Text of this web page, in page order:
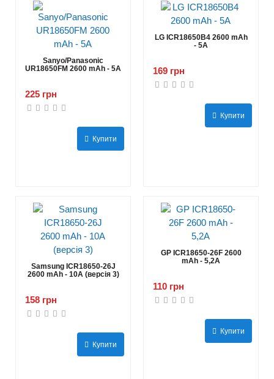
Sanyo/Panasonic
UR18650FM 2600 mAh - 5А
225 грн
Купити
LG ICR18650B4 2600 mAh
- 5А
169 грн
Купити
Samsung ICR18650-26J
2600 mAh - 10А (версія 3)
158 грн
Купити
GP ICR18650-26F 2600
mAh - 5,2А
110 грн
Купити